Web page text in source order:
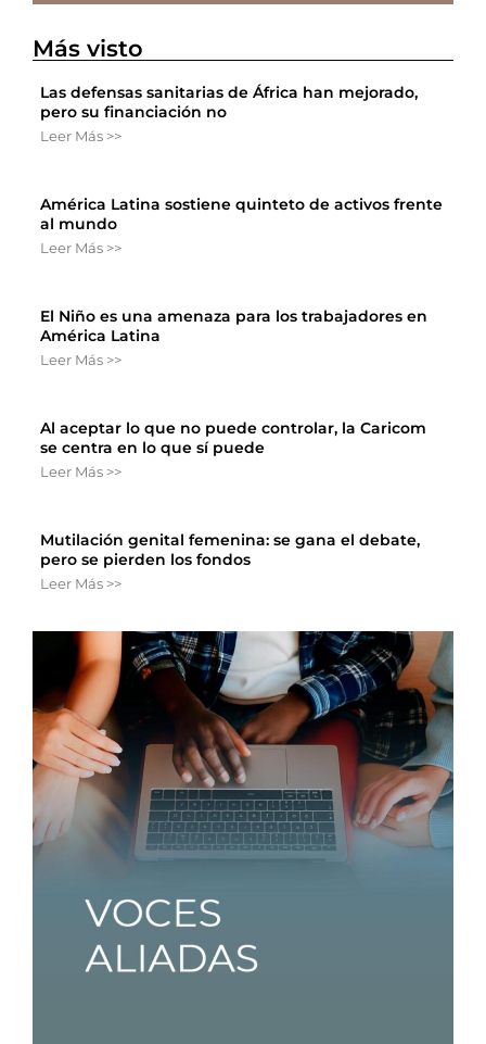
Más visto
Las defensas sanitarias de África han mejorado,
pero su financiación no
Leer Más >>
América Latina sostiene quinteto de activos frente
al mundo
Leer Más >>
El Niño es una amenaza para los trabajadores en
América Latina
Leer Más >>
Al aceptar lo que no puede controlar, la Caricom
se centra en lo que sí puede
Leer Más >>
Mutilación genital femenina: se gana el debate,
pero se pierden los fondos
Leer Más >>